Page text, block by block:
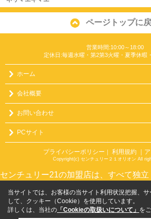
ページトップに
営業時間:10:00～18:00
定休日:毎週水曜・第2第3火曜・夏季休暇
ホーム
会社概要
お問い合わせ
PCサイト
プライバシーポリシー 利用規約 ｜
Copyright(c) センチュリー２１オリオン All
センチュリー21の加盟店は、すべて独立
当サイトでは、お客様の当サイト利用状況把握、
して、クッキー（Cookie）を使用しています。
詳しくは、当社の 「Cookieの取扱いについて」 を